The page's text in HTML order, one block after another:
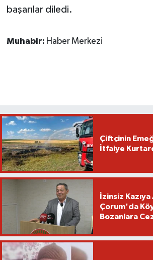
başarılar diledi.
Muhabir: Haber Merkezi
Çiftçinin
İtfaiye
İzinsiz
Çorum'da Köy
Bozanlara